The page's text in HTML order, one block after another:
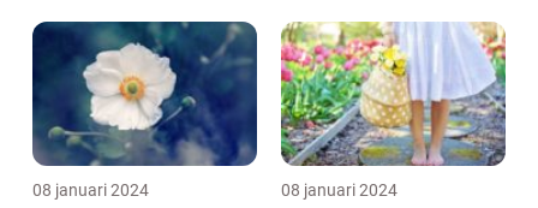
08 januari 2024 08 januari 2024